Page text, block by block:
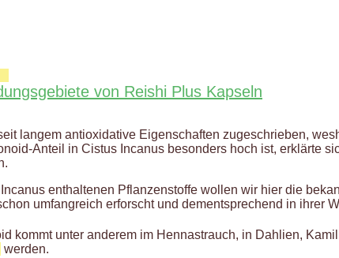
von Reishi Plus Kapseln
langem antioxidative Eigenschaften zugeschrieben,
Anteil in Cistus Incanus besonders hoch ist, erklärte
enthaltenen Pflanzenstoffe wollen wir hier die
umfangreich erforscht und dementsprechend in ihrer
kommt unter anderem im Hennastrauch, in Dahlien,
werden.